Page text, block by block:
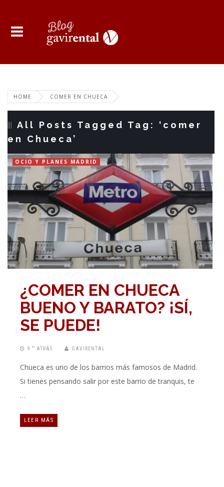
HOME COMER EN CHUECA
All Posts Tagged Tag: ‘comer
en Chueca’
OCIO Y PLANES MADRID
¿COMER EN CHUECA
BUENO Y BARATO? ¡SÍ,
SE PUEDE!
9 “” ATRÁS GAVIRENTAL
Chueca es uno de los barrios más famosos de Madrid.
Si tienes pensando salir por este barrio de tranquis, te
…
LEER MÁS